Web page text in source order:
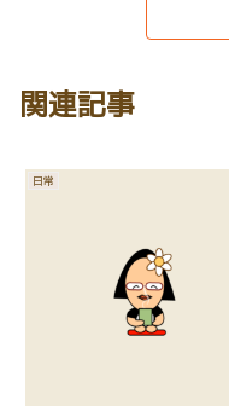
関連記事
日常